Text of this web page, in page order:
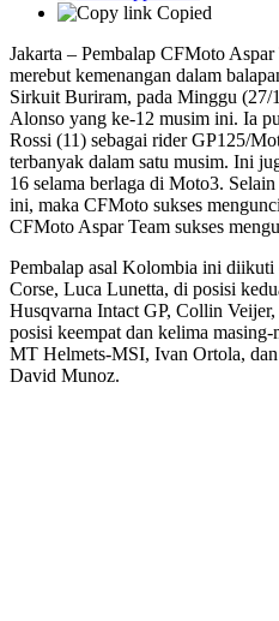
Copied
Jakarta – Pembalap CFMoto
merebut kemenangan dalam
Sirkuit Buriram, pada Minggu (27/
Alonso yang ke-12 musim ini. Ia
Rossi (11) sebagai rider GP125/
terbanyak dalam satu musim. Ini
16 selama berlaga di Moto3.
ini, maka CFMoto sukses
CFMoto Aspar Team sukses
Pembalap asal Kolombia ini diikuti
Corse, Luca Lunetta, di posisi
Husqvarna Intact GP, Collin
posisi keempat dan kelima
MT Helmets-MSI, Ivan Ortola,
David Munoz.